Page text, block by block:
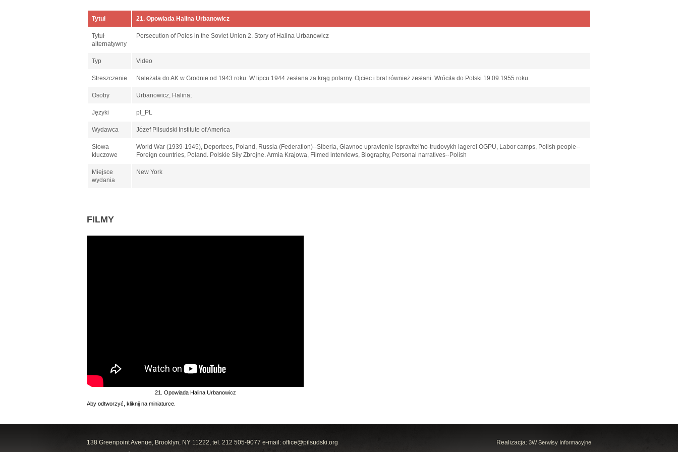
Tytuł 21. Opowiada Halina Urbanowicz
Tytuł
alternatywny
Persecution of Poles in the Soviet Union 2. Story of Halina Urbanowicz
Typ Video
Streszczenie Należała do AK w Grodnie od 1943 roku. W lipcu 1944 zesłana za krąg polarny. Ojciec i brat również zesłani. Wróciła do Polski 19.09.1955 roku.
Osoby Urbanowicz, Halina;
Języki pl_PL
Wydawca Józef Pilsudski Institute of America
Słowa
kluczowe
World War (1939-1945), Deportees, Poland, Russia (Federation)--Siberia, Glavnoe upravlenie ispravitelʹno-trudovykh lagereĭ OGPU, Labor camps, Polish people--
Foreign countries, Poland. Polskie Siły Zbrojne. Armia Krajowa, Filmed interviews, Biography, Personal narratives--Polish
Miejsce
wydania
New York
FILMY
21. Opowiada Halina Urbanowicz
Aby odtworzyć, kliknij na miniaturce.
Realizacja: 3W Serwisy Informacyjne
138 Greenpoint Avenue, Brooklyn, NY 11222, tel. 212 505-9077 e-mail: office@pilsudski.org